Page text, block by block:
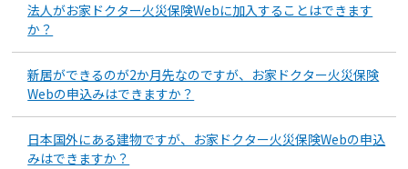
法人がお家ドクター火災保険Webに加入することはできます
か？
新居ができるのが2か月先なのですが、お家ドクター火災保険
Webの申込みはできますか？
日本国外にある建物ですが、お家ドクター火災保険Webの申込
みはできますか？